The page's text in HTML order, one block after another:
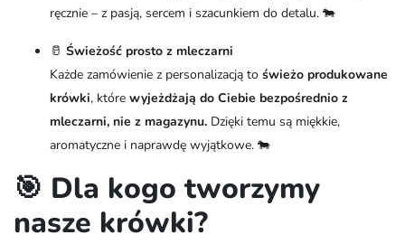
ręcznie – z pasją, sercem i szacunkiem do detalu. 🐄
🥛 Świeżość prosto z mleczarni
Każde zamówienie z personalizacją to świeżo produkowane
krówki, które wyjeżdżają do Ciebie bezpośrednio z
mleczarni, nie z magazynu. Dzięki temu są miękkie,
aromatyczne i naprawdę wyjątkowe. 🐄
🎯 Dla kogo tworzymy
nasze krówki?